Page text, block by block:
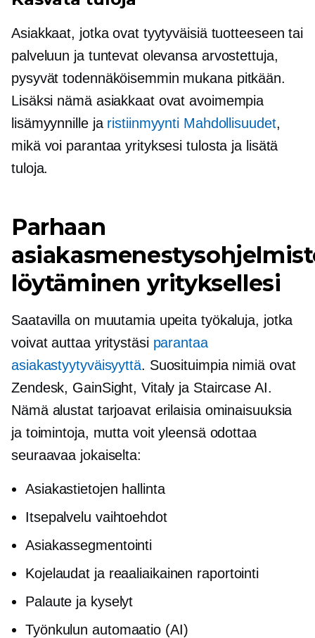
Asiakkaat, jotka ovat tyytyväisiä tuotteeseen tai
palveluun ja tuntevat olevansa arvostettuja,
pysyvät todennäköisemmin mukana pitkään.
Lisäksi nämä asiakkaat ovat avoimempia
lisämyynnille ja ristiinmyynti Mahdollisuudet,
mikä voi parantaa yrityksesi tulosta ja lisätä
tuloja.
Parhaan
löytäminen yrityksellesi
Saatavilla on muutamia upeita työkaluja, jotka
voivat auttaa yritystäsi parantaa
asiakastyytyväisyyttä. Suosituimpia nimiä ovat
Zendesk, GainSight, Vitaly ja Staircase AI.
Nämä alustat tarjoavat erilaisia ​​ominaisuuksia
ja toimintoja, mutta voit yleensä odottaa
seuraavaa jokaiselta:
Asiakastietojen hallinta
Itsepalvelu vaihtoehdot
Asiakassegmentointi
Kojelaudat ja reaaliaikainen raportointi
Palaute ja kyselyt
Työnkulun automaatio (AI)